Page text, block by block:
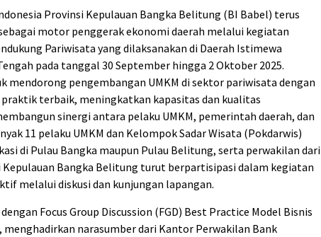
Provinsi Kepulauan Bangka Belitung (BI Babel) terus
motor penggerak ekonomi daerah melalui kegiatan
Pariwisata yang dilaksanakan di Daerah Istimewa
pada tanggal 30 September hingga 2 Oktober 2025.
mendorong pengembangan UMKM di sektor pariwisata dengan
terbaik, meningkatkan kapasitas dan kualitas
sinergi antara pelaku UMKM, pemerintah daerah, dan
11 pelaku UMKM dan Kelompok Sadar Wisata (Pokdarwis)
di Pulau Bangka maupun Pulau Belitung, serta perwakilan dari
Kepulauan Bangka Belitung turut berpartisipasi dalam kegiatan
melalui diskusi dan kunjungan lapangan.
Focus Group Discussion (FGD) Best Practice Model Bisnis
menghadirkan narasumber dari Kantor Perwakilan Bank